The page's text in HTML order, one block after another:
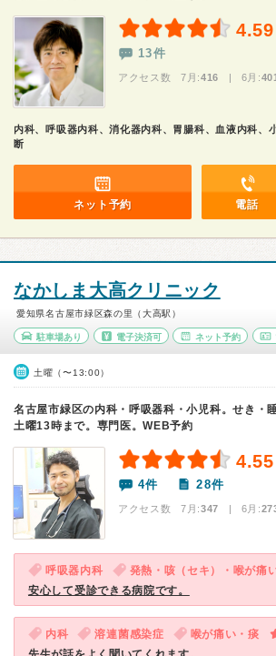
4.59
13件
アクセス数 7月:416 | 6月:401
内科、呼吸器内科、消化器内科、胃腸科、血液内科、
断
ネット予約 電話
なかしま大高クリニック
愛知県名古屋市緑区森の里（大高駅）
駐車場あり 電子決済可 ネット予約
土曜（〜13:00）
名古屋市緑区の内科・呼吸器科・小児科。せき・
土曜13時まで。専門医。WEB予約
4.55
4件 28件
アクセス数 7月:347 | 6月:
呼吸器内科 発熱・咳（セキ）・喉が痛
安心して受診できる病院です。
内科 溶連菌感染症 喉が痛い・痰